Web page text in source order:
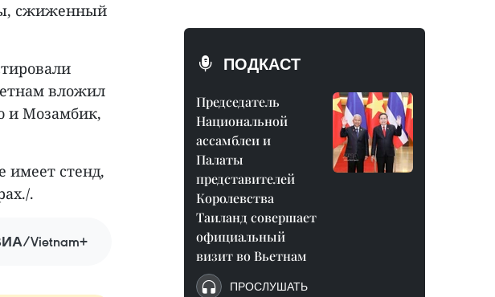
сжиженный
вложил
и Мозамбик,
имеет стенд,
.
Vietnam+
ПОДКАСТ
Председатель
Национальной
ассамблеи и
Палаты
представителей
Королевства
Таиланд совершает
официальный
визит во Вьетнам
ПРОСЛУШАТЬ